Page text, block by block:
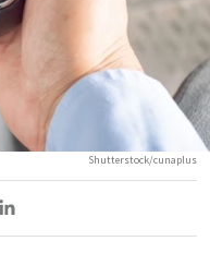
Shutterstock/cunaplus